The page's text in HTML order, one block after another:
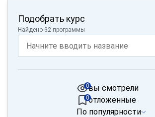
Подобрать курс
Найдено 32 программы
вы смотрели
0
отложенные
0
По популярности